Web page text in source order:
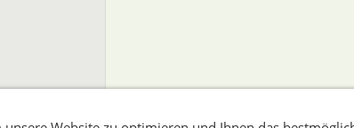
Kontakt AGB und Kundeninformationen